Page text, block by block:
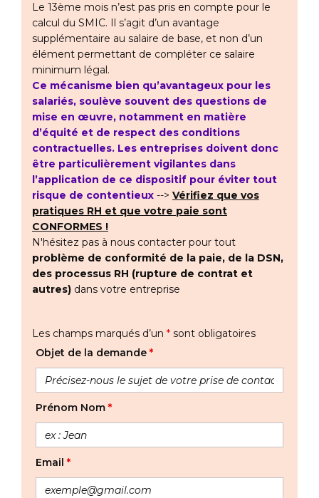
Le 13ème mois n’est pas pris en compte pour le
calcul du SMIC. Il s’agit d’un avantage
supplémentaire au salaire de base, et non d’un
élément permettant de compléter ce salaire
minimum légal.
Ce mécanisme bien qu’avantageux pour les
salariés, soulève souvent des questions de
mise en œuvre, notamment en matière
d’équité et de respect des conditions
contractuelles. Les entreprises doivent donc
être particulièrement vigilantes dans
l’application de ce dispositif pour éviter tout
risque de contentieux --> Vérifiez que vos
pratiques RH et que votre paie sont
CONFORMES !
N'hésitez pas à nous contacter pour tout
problème de conformité de la paie, de la DSN,
des processus RH (rupture de contrat et
autres) dans votre entreprise
Les champs marqués d’un * sont obligatoires
Objet de la demande *
Prénom Nom *
Email *